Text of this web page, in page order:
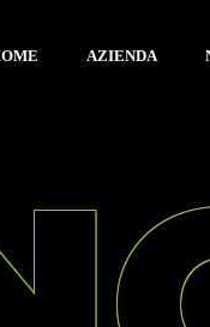
AZIENDA